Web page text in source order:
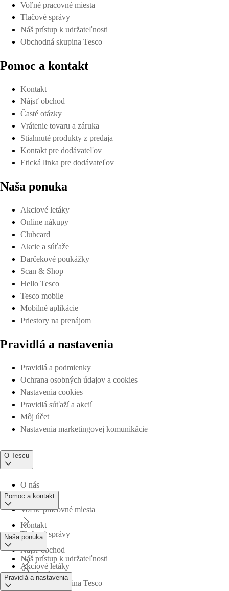
Voľné pracovné miesta
Tlačové správy
Náš prístup k udržateľnosti
Obchodná skupina Tesco
Pomoc a kontakt
Kontakt
Nájsť obchod
Časté otázky
Vrátenie tovaru a záruka
Stiahnuté produkty z predaja
Kontakt pre dodávateľov
Etická linka pre dodávateľov
Naša ponuka
Akciové letáky
Online nákupy
Clubcard
Akcie a súťaže
Darčekové poukážky
Scan & Shop
Hello Tesco
Tesco mobile
Mobilné aplikácie
Priestory na prenájom
Pravidlá a nastavenia
Pravidlá a podmienky
Ochrana osobných údajov a cookies
Nastavenia cookies
Pravidlá súťaží a akcií
Môj účet
Nastavenia marketingovej komunikácie
O Tescu
O nás
Voľné pracovné miesta
Tlačové správy
Náš prístup k udržateľnosti
Obchodná skupina Tesco
Pomoc a kontakt
Kontakt
Nájsť obchod
Časté otázky
Naša ponuka
Akciové letáky
Pravidlá a nastavenia